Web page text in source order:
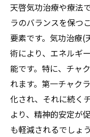
天啓気功治療や療法
ラのバランスを保つ
要素です。気功治療
術により、エネルギ
能です。特に、チャ
れます。第一チャク
化され、それに続く
より、精神的安定が
も軽減されるでしょ